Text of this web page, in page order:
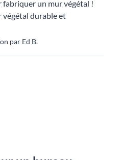
fabriquer un mur végétal !
végétal durable et
par Ed B.